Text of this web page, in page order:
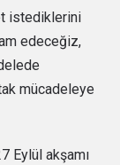
istediklerini
edeceğiz,
mücadeleye
Eylül akşamı